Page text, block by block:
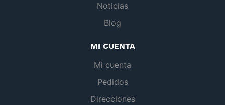
Noticias
Blog
MI CUENTA
Mi cuenta
Pedidos
Direcciones